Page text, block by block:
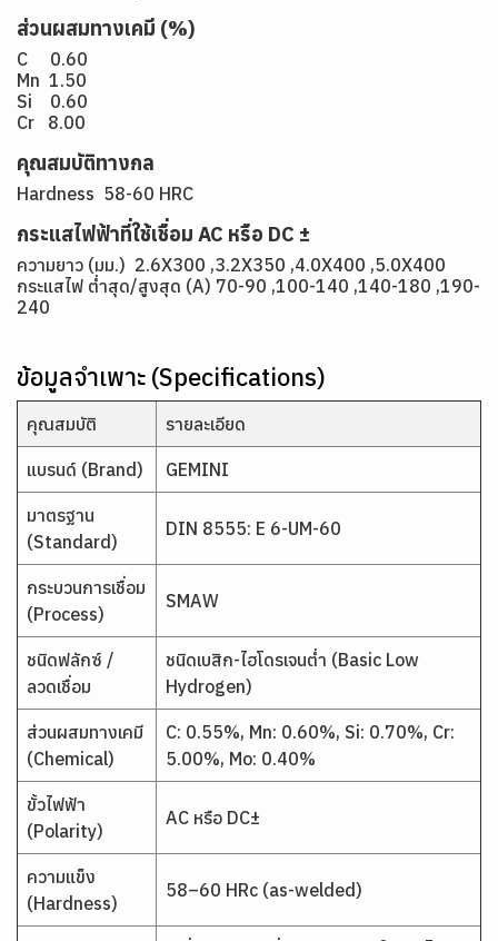
ส่วนผสมทางเคมี (%)
C 0.60
Mn 1.50
Si 0.60
Cr 8.00
คุณสมบัติทางกล
Hardness 58-60 HRC
กระแสไฟฟ้าที่ใช้เชื่อม AC หรือ DC ±
ความยาว (มม.) 2.6X300 ,3.2X350 ,4.0X400 ,5.0X400
กระแสไฟ ต่ำสุด/สูงสุด (A) 70-90 ,100-140 ,140-180 ,190-
240
ข้อมูลจำเพาะ (Specifications)
คุณสมบัติ รายละเอียด
แบรนด์ (Brand) GEMINI
มาตรฐาน
(Standard)
DIN 8555: E 6-UM-60
กระบวนการเชื่อม
(Process)
SMAW
ชนิดฟลักซ์ /
ลวดเชื่อม
ชนิดเบสิก-ไฮโดรเจนต่ำ (Basic Low
Hydrogen)
ส่วนผสมทางเคมี
(Chemical)
C: 0.55%, Mn: 0.60%, Si: 0.70%, Cr:
5.00%, Mo: 0.40%
ขั้วไฟฟ้า
(Polarity)
AC หรือ DC±
ความแข็ง
(Hardness)
58–60 HRc (as-welded)